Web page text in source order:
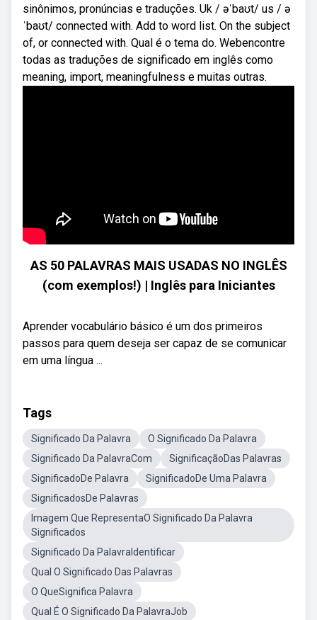
sinônimos, pronúncias e traduções. Uk / əˈbaʊt/ us / ə
ˈbaʊt/ connected with. Add to word list. On the subject
of, or connected with. Qual é o tema do. Webencontre
todas as traduções de significado em inglês como
meaning, import, meaningfulness e muitas outras.
AS 50 PALAVRAS MAIS USADAS NO INGLÊS
(com exemplos!) | Inglês para Iniciantes
Aprender vocabulário básico é um dos primeiros
passos para quem deseja ser capaz de se comunicar
em uma língua ...
Tags
Significado Da Palavra
O Significado Da Palavra
Significado Da PalavraCom
SignificaçãoDas Palavras
SignificadoDe Palavra
SignificadoDe Uma Palavra
SignificadosDe Palavras
Imagem Que RepresentaO Significado Da Palavra
Significados
Significado Da PalavraIdentificar
Qual O Significado Das Palavras
O QueSignifica Palavra
Qual É O Significado Da PalavraJob